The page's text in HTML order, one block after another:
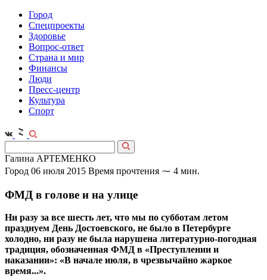
Город
Спецпроекты
Здоровье
Вопрос-ответ
Страна и мир
Финансы
Люди
Пресс-центр
Культура
Спорт
Галина АРТЕМЕНКО
Город 06 июля 2015 Время прочтения ⁓ 4 мин.
ФМД в голове и на улице
Ни разу за все шесть лет, что мы по субботам летом
празднуем День Достоевского, не было в Петербурге
холодно, ни разу не была нарушена литературно-погодная
традиция, обозначенная ФМД в «Преступлении и
наказании»: «В начале июля, в чрезвычайно жаркое
время...».